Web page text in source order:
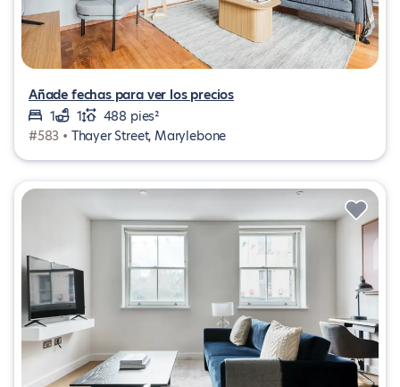
Añade fechas para ver los precios
1
1
488 pies²
#583 • Thayer Street, Marylebone